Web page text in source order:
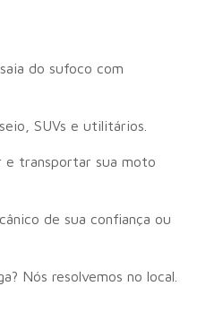
do sufoco com
SUVs e utilitários.
e transportar sua moto
de sua confiança ou
Nós resolvemos no local.